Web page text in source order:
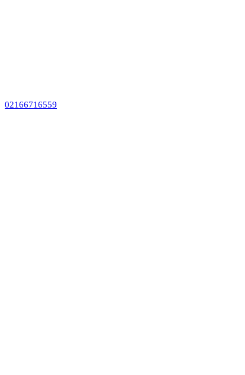
02166716559